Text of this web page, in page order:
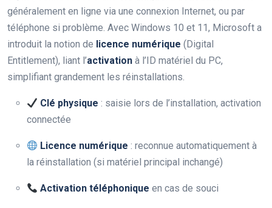
généralement en ligne via une connexion Internet, ou par
téléphone si problème. Avec Windows 10 et 11, Microsoft a
introduit la notion de licence numérique (Digital
Entitlement), liant l’activation à l’ID matériel du PC,
simplifiant grandement les réinstallations.
Clé physique : saisie lors de l’installation, activation
connectée
Licence numérique : reconnue automatiquement à
la réinstallation (si matériel principal inchangé)
Activation téléphonique en cas de souci